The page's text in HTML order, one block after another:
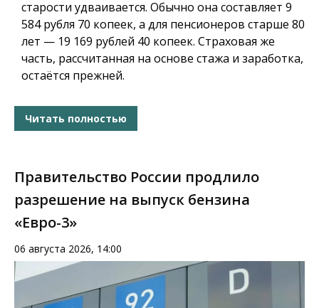
старости удваивается. Обычно она составляет 9
584 рубля 70 копеек, а для пенсионеров старше 80
лет — 19 169 рублей 40 копеек. Страховая же
часть, рассчитанная на основе стажа и заработка,
остаётся прежней.
Читать полностью
Правительство России продлило
разрешение на выпуск бензина
«Евро-3»
06 августа 2026, 14:00